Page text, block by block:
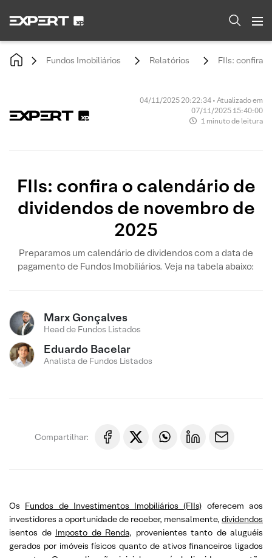
Fundos Imobiliários Relatórios FIIs: confira
04/11/2025 20:22:34 • Atualizado em
07/11/2025 15:40:00
1 minuto de leitura
FIIs: confira o calendário de
dividendos de novembro de
2025
Preparamos um calendário de dividendos com a data de
pagamento de Fundos Imobiliários. Veja na tabela abaixo:
Marx Gonçalves
Head de Fundos Listados
Eduardo Bacelar
Analista de Fundos Listados
Compartilhar:
Os Fundos de Investimentos Imobiliários (FIIs) oferecem aos
investidores a oportunidade de receber, mensalmente, dividendos
isentos de Imposto de Renda, provenientes tanto de aluguéis
gerados por imóveis físicos quanto de ativos financeiros ligados